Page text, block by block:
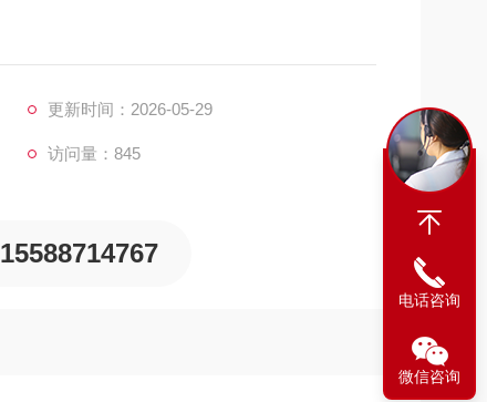
更新时间：2026-05-29
访问量：845
15588714767
电话咨询
微信咨询